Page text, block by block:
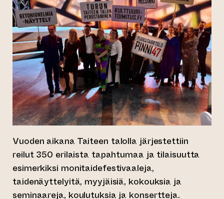
Vuoden aikana Taiteen talolla järjestettiin
reilut 350 erilaista tapahtumaa ja tilaisuutta
esimerkiksi monitaidefestivaaleja,
taidenäyttelyitä, myyjäisiä, kokouksia ja
seminaareja, koulutuksia ja konsertteja.